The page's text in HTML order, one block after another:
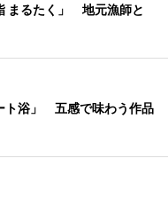
まるたく」 地元漁師と
ト浴」 五感で味わう作品